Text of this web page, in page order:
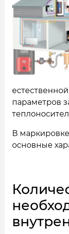
параметров
В
основные